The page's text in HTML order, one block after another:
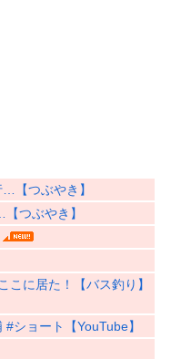
【つぶやき】
つぶやき】
こに居た！【バス釣り】
ショート【YouTube】